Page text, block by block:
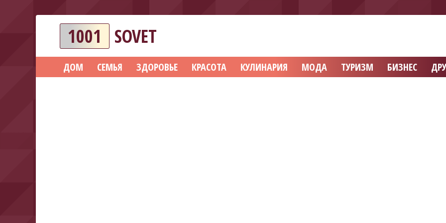
1001 SOVET
ДОМ СЕМЬЯ ЗДОРОВЬЕ КРАСОТА КУЛИНАРИЯ МОДА ТУРИЗМ БИЗНЕС